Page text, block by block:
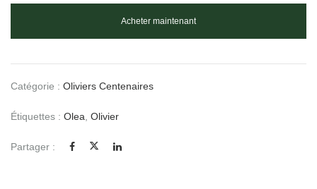
Acheter maintenant
Catégorie : Oliviers Centenaires
Étiquettes : Olea Olivier
Partager :